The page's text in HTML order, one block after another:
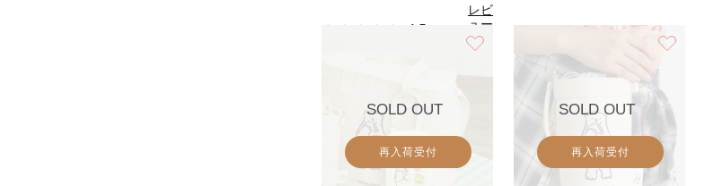
4.5
レビ
ュー
を見
る
SOLD OUT
再入荷受付
SOLD OUT
再入荷受付